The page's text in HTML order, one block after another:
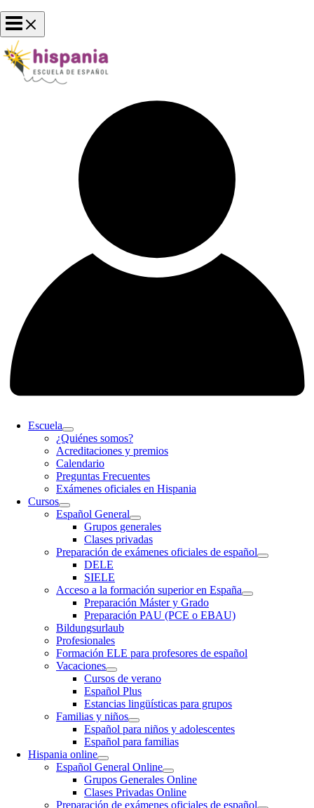
Escuela
¿Quiénes somos?
Acreditaciones y premios
Calendario
Preguntas Frecuentes
Exámenes oficiales en Hispania
Cursos
Español General
Grupos generales
Clases privadas
Preparación de exámenes oficiales de español
DELE
SIELE
Acceso a la formación superior en España
Preparación Máster y Grado
Preparación PAU (PCE o EBAU)
Bildungsurlaub
Profesionales
Formación ELE para profesores de español
Vacaciones
Cursos de verano
Español Plus
Estancias lingüísticas para grupos
Familias y niños
Español para niños y adolescentes
Español para familias
Hispania online
Español General Online
Grupos Generales Online
Clases Privadas Online
Preparación de exámenes oficiales de español